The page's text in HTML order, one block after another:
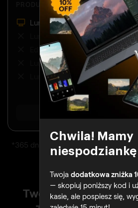
PRODUKTY:
Luminar na komputerze
Luminar na telefonie
Edycja na wielu urządzeniach
Luminar w przeglądarce
Luminar Prime
POKAŻ WSZYSTKO
*365 dni nieograniczonego
uczciwego
Twórz wszędzie -
Chwila! Mamy
niespodziankę
Twoja dodatkowa zniżka
— skopiuj poniższy kod i
kasie, ale pospiesz się,